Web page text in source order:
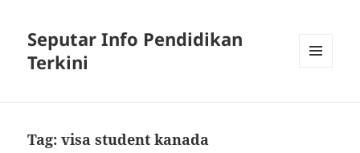
Seputar Info Pendidikan
Terkini
Tag:visa student kanada